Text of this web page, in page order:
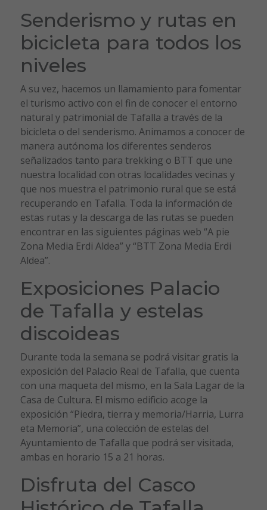
Senderismo y rutas en
bicicleta para todos los
niveles
A su vez, hacemos un llamamiento para fomentar
el turismo activo con el fin de conocer el entorno
natural y patrimonial de Tafalla a través de la
bicicleta o del senderismo. Animamos a conocer de
manera autónoma los diferentes senderos
señalizados tanto para trekking o BTT que une
nuestra localidad con otras localidades vecinas y
que nos muestra el patrimonio rural que se está
recuperando en Tafalla. Toda la información de
estas rutas y la descarga de las rutas se pueden
encontrar en las siguientes páginas web “A pie
Zona Media Erdi Aldea” y “BTT Zona Media Erdi
Aldea”.
Exposiciones Palacio
de Tafalla y estelas
discoideas
Durante toda la semana se podrá visitar gratis la
exposición del Palacio Real de Tafalla, que cuenta
con una maqueta del mismo, en la Sala Lagar de la
Casa de Cultura. El mismo edificio acoge la
exposición “Piedra, tierra y memoria/Harria, Lurra
eta Memoria”, una colección de estelas del
Ayuntamiento de Tafalla que podrá ser visitada,
ambas en horario 15 a 21 horas.
Disfruta del Casco